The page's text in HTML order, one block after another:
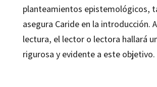
planteamientos epistemológicos,
asegura Caride en la introducción.
lectura, el lector o lectora hallará
rigurosa y evidente a este objetivo.